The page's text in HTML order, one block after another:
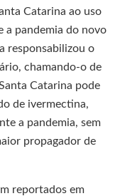
Catarina ao uso
a pandemia do novo
responsabilizou o
chamando-o de
Catarina pode
de ivermectina,
a pandemia, sem
propagador de
reportados em